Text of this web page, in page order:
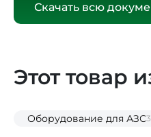
Скачать всю
Этот товар
Оборудование для АЗС